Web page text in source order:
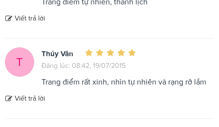
Viết trả lời
T
Thúy Vân
Đăng lúc: 08:42, 19/07/2015
Trang điểm rất xinh, nhìn tự nhiên và rạng rỡ lắm
Viết trả lời